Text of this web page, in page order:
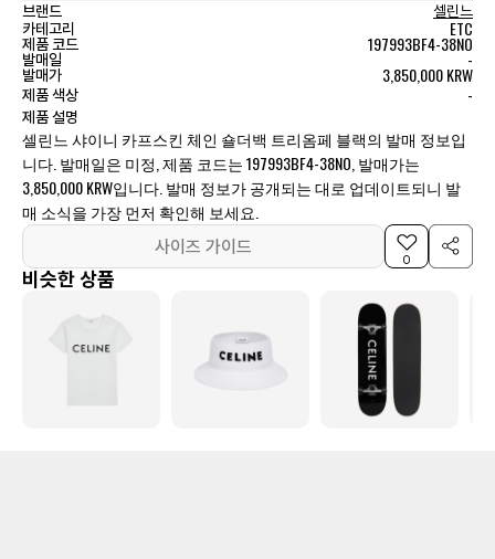
브랜드
셀린느
카테고리
ETC
제품 코드 197993BF4-38NO
발매일 -
발매가 3,850,000 KRW
제품 색상 -
제품 설명
셀린느 샤이니 카프스킨 체인 숄더백 트리옴페 블랙의 발매 정보입
니다. 발매일은 미정, 제품 코드는 197993BF4-38NO, 발매가는
3,850,000 KRW입니다. 발매 정보가 공개되는 대로 업데이트되니 발
매 소식을 가장 먼저 확인해 보세요.
사이즈 가이드
0
비슷한 상품